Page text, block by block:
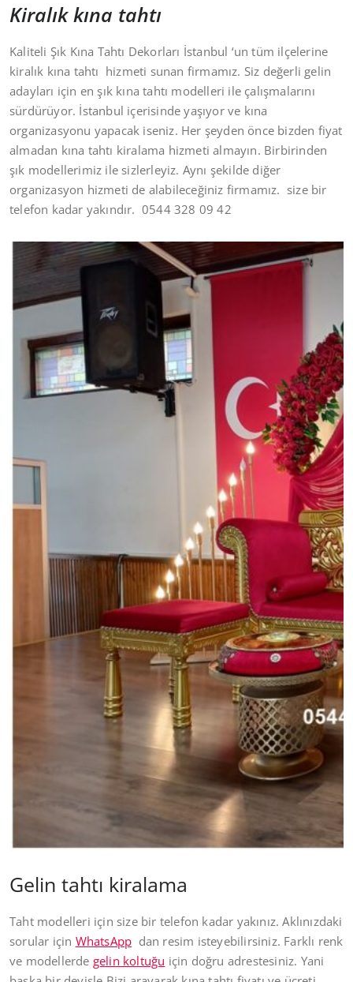
Kiralık kına tahtı
Kaliteli Şık Kına Tahtı Dekorları İstanbul ‘un tüm ilçelerine
kiralık kına tahtı hizmeti sunan firmamız. Siz değerli gelin
adayları için en şık kına tahtı modelleri ile çalışmalarını
sürdürüyor. İstanbul içerisinde yaşıyor ve kına
organizasyonu yapacak iseniz. Her şeyden önce bizden fiyat
almadan kına tahtı kiralama hizmeti almayın. Birbirinden
şık modellerimiz ile sizlerleyiz. Aynı şekilde diğer
organizasyon hizmeti de alabileceğiniz firmamız. size bir
telefon kadar yakındır. 0544 328 09 42
Gelin tahtı kiralama
Taht modelleri için size bir telefon kadar yakınız. Aklınızdaki
sorular için WhatsApp dan resim isteyebilirsiniz. Farklı renk
ve modellerde gelin koltuğu için doğru adrestesiniz. Yani